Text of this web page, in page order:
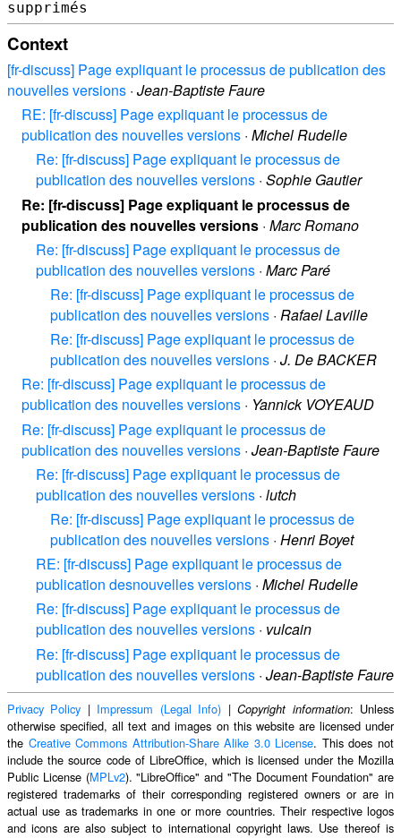
Context
[fr-discuss] Page expliquant le processus de publication des
nouvelles versions · Jean-Baptiste Faure
RE: [fr-discuss] Page expliquant le processus de
publication des nouvelles versions · Michel Rudelle
Re: [fr-discuss] Page expliquant le processus de
publication des nouvelles versions · Sophie Gautier
Re: [fr-discuss] Page expliquant le processus de
publication des nouvelles versions · Marc Romano
Re: [fr-discuss] Page expliquant le processus de
publication des nouvelles versions · Marc Paré
Re: [fr-discuss] Page expliquant le processus de
publication des nouvelles versions · Rafael Laville
Re: [fr-discuss] Page expliquant le processus de
publication des nouvelles versions · J. De BACKER
Re: [fr-discuss] Page expliquant le processus de
publication des nouvelles versions · Yannick VOYEAUD
Re: [fr-discuss] Page expliquant le processus de
publication des nouvelles versions · Jean-Baptiste Faure
Re: [fr-discuss] Page expliquant le processus de
publication des nouvelles versions · lutch
Re: [fr-discuss] Page expliquant le processus de
publication des nouvelles versions · Henri Boyet
RE: [fr-discuss] Page expliquant le processus de
publication desnouvelles versions · Michel Rudelle
Re: [fr-discuss] Page expliquant le processus de
publication des nouvelles versions · vulcain
Re: [fr-discuss] Page expliquant le processus de
publication des nouvelles versions · Jean-Baptiste Faure
Privacy Policy | Impressum (Legal Info) |Copyright information: Unless
otherwise specified, all text and images on this website are licensed under
the Creative Commons Attribution-Share Alike 3.0 License. This does not
include the source code of LibreOffice, which is licensed under the Mozilla
Public License (MPLv2). "LibreOffice" and "The Document Foundation" are
registered trademarks of their corresponding registered owners or are in
actual use as trademarks in one or more countries. Their respective logos
and icons are also subject to international copyright laws. Use thereof is